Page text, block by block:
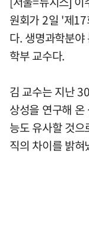
원회가 2일 '제
다. 생명과학분
학부 교수다.
김 교수는 지난
상성을 연구해
능도 유사할 것
직의 차이를 밝혀